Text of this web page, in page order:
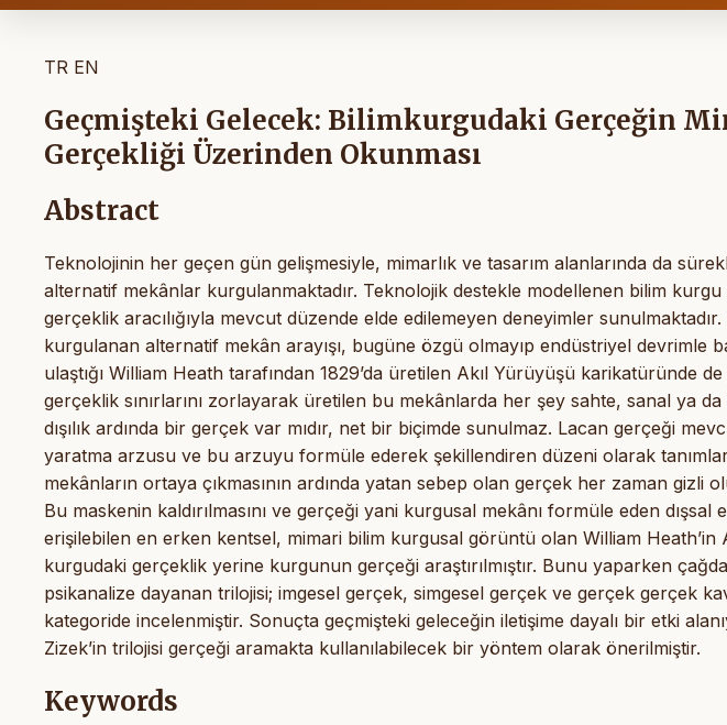
TR EN
Geçmişteki Gelecek: Bilimkurgudaki Gerçeğin
Gerçekliği Üzerinden Okunması
Abstract
Teknolojinin her geçen gün gelişmesiyle, mimarlık ve tasarım alanlarında da
alternatif mekânlar kurgulanmaktadır. Teknolojik destekle modellenen bilim kurgu
gerçeklik aracılığıyla mevcut düzende elde edilemeyen deneyimler
kurgulanan alternatif mekân arayışı, bugüne özgü olmayıp endüstriyel devrimle
ulaştığı William Heath tarafından 1829’da üretilen Akıl Yürüyüşü karikatüründe
gerçeklik sınırlarını zorlayarak üretilen bu mekânlarda her şey sahte, sanal ya
dışılık ardında bir gerçek var mıdır, net bir biçimde sunulmaz. Lacan gerçeği
yaratma arzusu ve bu arzuyu formüle ederek şekillendiren düzeni olarak
mekânların ortaya çıkmasının ardında yatan sebep olan gerçek her zaman gizli
Bu maskenin kaldırılmasını ve gerçeği yani kurgusal mekânı formüle eden
erişilebilen en erken kentsel, mimari bilim kurgusal görüntü olan William Heath’in
kurgudaki gerçeklik yerine kurgunun gerçeği araştırılmıştır. Bunu yaparken
psikanalize dayanan trilojisi; imgesel gerçek, simgesel gerçek ve gerçek gerçek
kategoride incelenmiştir. Sonuçta geçmişteki geleceğin iletişime dayalı bir etki
Zizek’in trilojisi gerçeği aramakta kullanılabilecek bir yöntem olarak önerilmiştir.
Keywords